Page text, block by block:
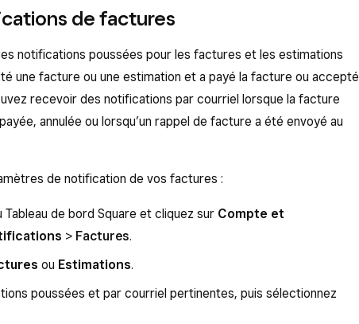
de factures
notifications poussées pour les factures et les estimations
une facture ou une estimation et a payé la facture ou accepté
recevoir des notifications par courriel lorsque la facture
annulée ou lorsqu’un rappel de facture a été envoyé au
de notification de vos factures :
de bord Square et cliquez sur Compte et
> Factures.
ou Estimations.
poussées et par courriel pertinentes, puis sélectionnez